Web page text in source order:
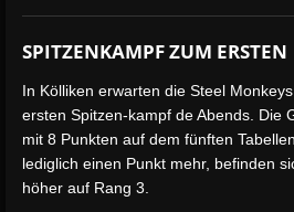
SPITZENKAMPF ZUM ERSTEN
In Kölliken erwarten die Steel
ersten Spitzen-kampf de Abends. Die
mit 8 Punkten auf dem fünften
lediglich einen Punkt mehr, befinden
höher auf Rang 3.